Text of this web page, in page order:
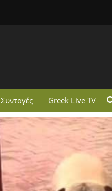
Συνταγές Greek Live TV